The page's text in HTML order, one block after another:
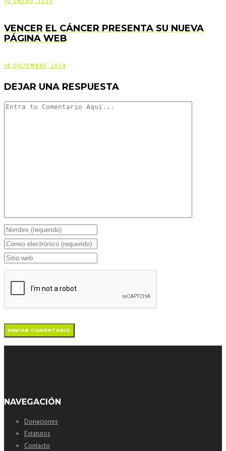
VENCER EL CÁNCER PRESENTA SU NUEVA
PÁGINA WEB
18 DICIEMBRE, 2024
DEJAR UNA RESPUESTA
NAVEGACIÓN
Donaciones
Estatutos
Contacto